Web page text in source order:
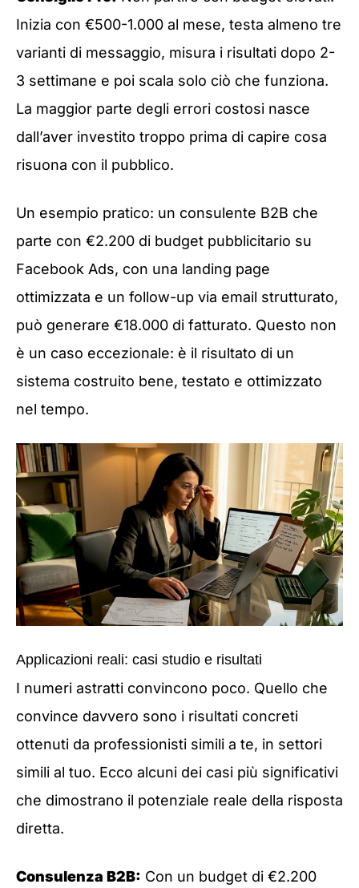
Inizia con €500-1.000 al mese, testa almeno tre
varianti di messaggio, misura i risultati dopo 2-
3 settimane e poi scala solo ciò che funziona.
La maggior parte degli errori costosi nasce
dall’aver investito troppo prima di capire cosa
risuona con il pubblico.
Un esempio pratico: un consulente B2B che
parte con €2.200 di budget pubblicitario su
Facebook Ads, con una landing page
ottimizzata e un follow-up via email strutturato,
può generare €18.000 di fatturato. Questo non
è un caso eccezionale: è il risultato di un
sistema costruito bene, testato e ottimizzato
nel tempo.
Applicazioni reali: casi studio e risultati
I numeri astratti convincono poco. Quello che
convince davvero sono i risultati concreti
ottenuti da professionisti simili a te, in settori
simili al tuo. Ecco alcuni dei casi più significativi
che dimostrano il potenziale reale della risposta
diretta.
Consulenza B2B: Con un budget di €2.200